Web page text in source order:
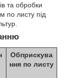
та обробки
по листу під
Обприскува
ння по листу